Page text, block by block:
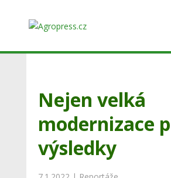
Nejen velká
modernizace
výsledky